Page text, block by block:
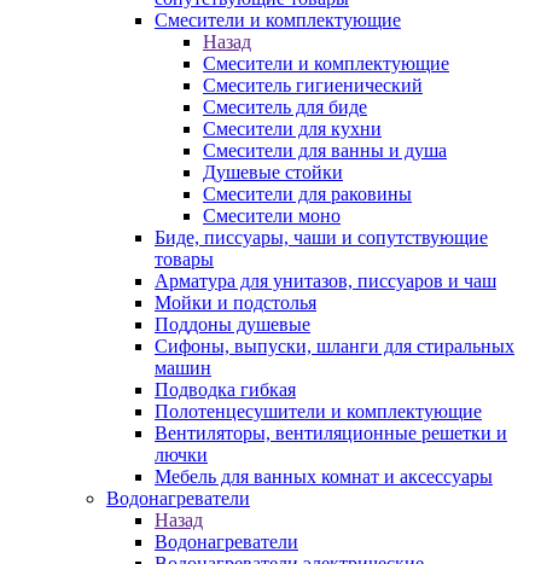
Смесители и комплектующие
Назад
Смесители и комплектующие
Смеситель гигиенический
Смеситель для биде
Смесители для кухни
Смесители для ванны и душа
Душевые стойки
Смесители для раковины
Смесители моно
Биде, писсуары, чаши и сопутствующие
товары
Арматура для унитазов, писсуаров и чаш
Мойки и подстолья
Поддоны душевые
Сифоны, выпуски, шланги для стиральных
машин
Подводка гибкая
Полотенцесушители и комплектующие
Вентиляторы, вентиляционные решетки и
лючки
Мебель для ванных комнат и аксессуары
Водонагреватели
Назад
Водонагреватели